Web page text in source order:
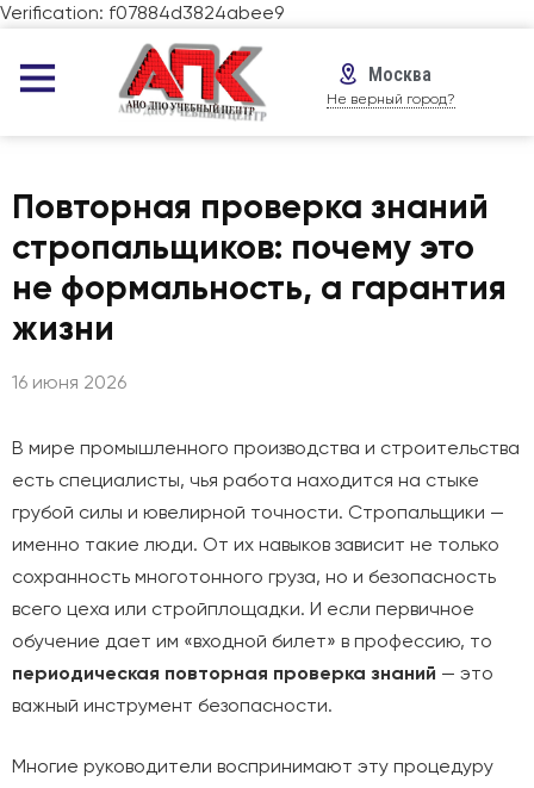
Verification: f07884d3824abee9
Москва
Не верный город?
Повторная проверка знаний
стропальщиков: почему это
не формальность, а гарантия
жизни
16 июня 2026
В мире промышленного производства и строительства
есть специалисты, чья работа находится на стыке
грубой силы и ювелирной точности. Стропальщики —
именно такие люди. От их навыков зависит не только
сохранность многотонного груза, но и безопасность
всего цеха или стройплощадки. И если первичное
обучение дает им «входной билет» в профессию, то
периодическая повторная проверка знаний — это
важный инструмент безопасности.
Многие руководители воспринимают эту процедуру